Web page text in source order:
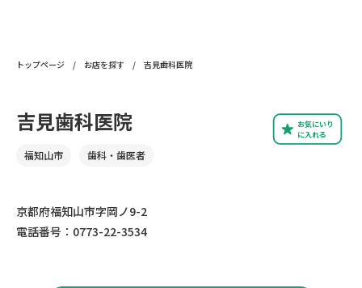
トップページ / お店を探す / 吉見歯科医院
お気にいり
に入れる
吉見歯科医院
福知山市 歯科・歯医者
京都府福知山市字岡ノ9-2
電話番号：0773-22-3534